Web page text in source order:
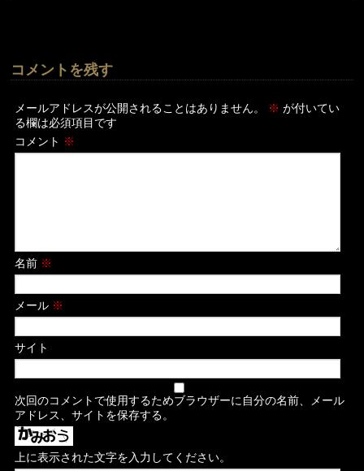
コメントを残す
メールアドレスが公開されることはありません。 ※ が付いてい
る欄は必須項目です
コメント ※
名前 ※
メール ※
サイト
次回のコメントで使用するためブラウザーに自分の名前、メール
アドレス、サイトを保存する。
上に表示された文字を入力してください。